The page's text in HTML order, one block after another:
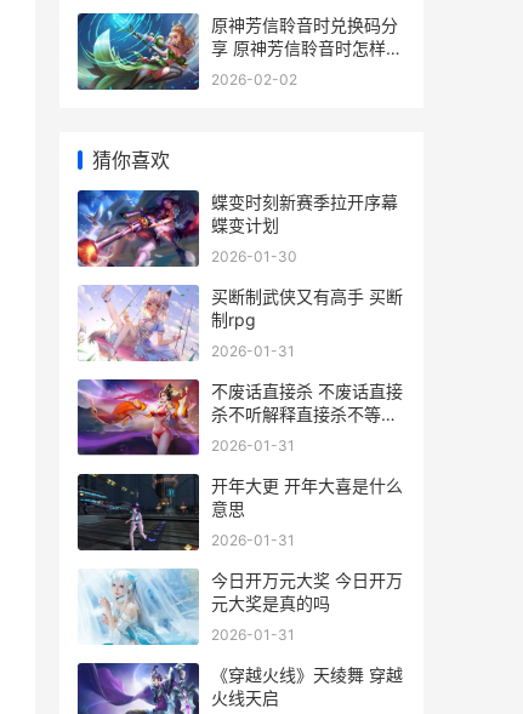
原神芳信聆音时兑换码分
享 原神芳信聆音时怎样取
消预约
2026-02-02
猜你喜欢
蝶变时刻新赛季拉开序幕
蝶变计划
2026-01-30
买断制武侠又有高手 买断
制rpg
2026-01-31
不废话直接杀 不废话直接
杀不听解释直接杀不等说
话直接杀
2026-01-31
开年大更 开年大喜是什么
意思
2026-01-31
今日开万元大奖 今日开万
元大奖是真的吗
2026-01-31
《穿越火线》天绫舞 穿越
火线天启